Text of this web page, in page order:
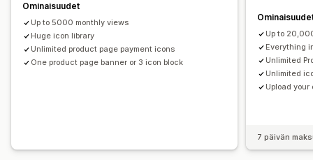
Manuaalinen sijainti
Ilmoituspalkki
Mukautetut sivut
Alatunniste
Ylätunniste Hero-osio
Kohdesivut
Tuotesivut Hakusivu
Tehokkuuden seuranta
Ominaisuudet
Up to 5000 monthly views
Huge icon library
Unlimited product page payment icons
One product page banner or 3 icon block
Up to
Everything
Unlimited
Unlimited
Upload your
7 päivän